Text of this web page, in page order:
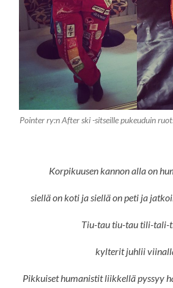
Pointer ry:n After ski -sitseille pukeuduin
Korpikuusen kannon alla on
siellä on koti ja siellä on peti ja
Tiu-tau tiu-tau tili-tali-
kylterit juhlii
Pikkuiset humanistit liikkellä pyssyy